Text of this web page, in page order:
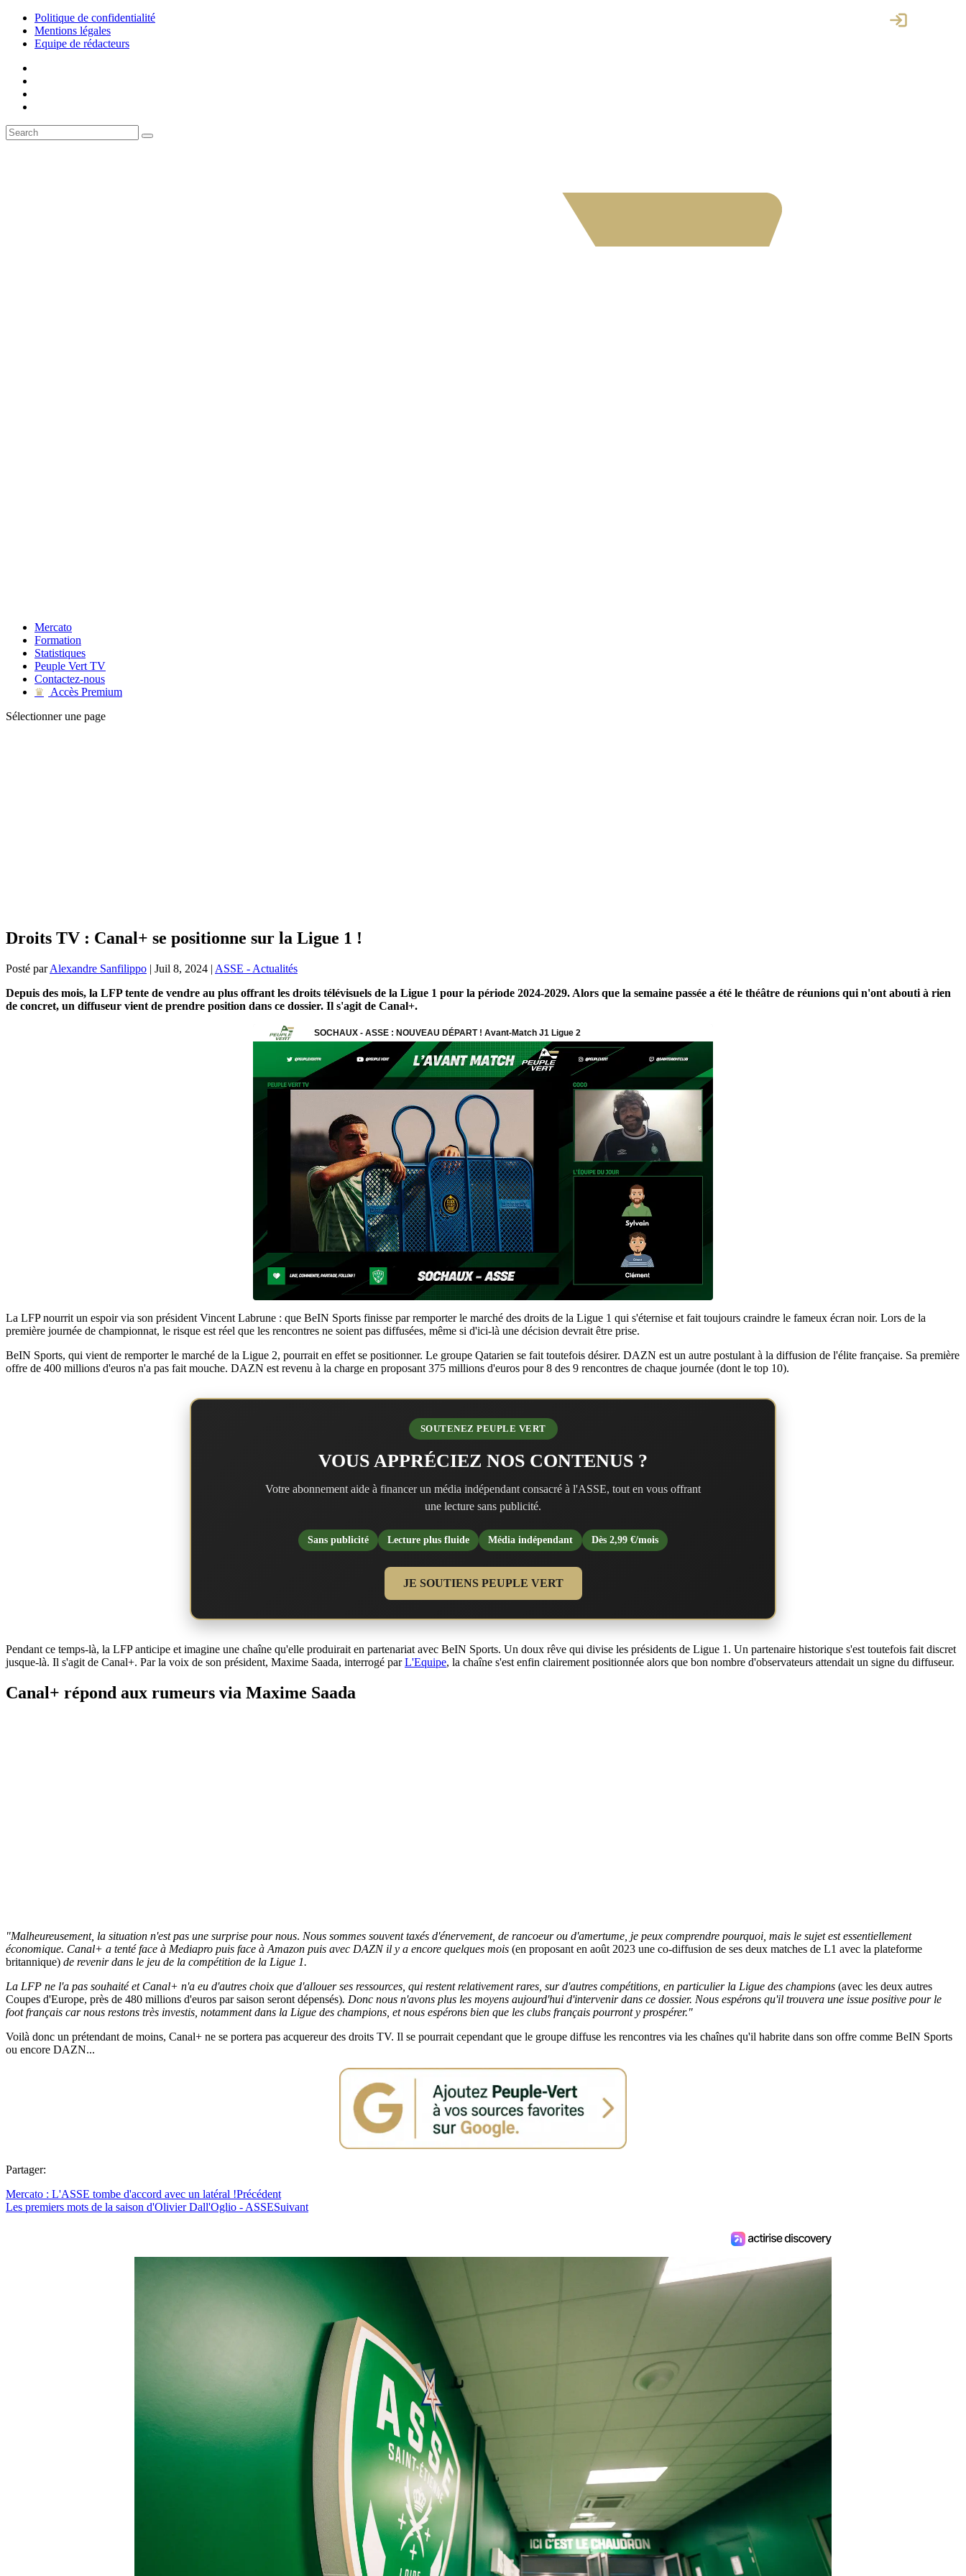
Politique de confidentialité
Mentions légales
Equipe de rédacteurs
Mercato
Formation
Statistiques
Peuple Vert TV
Contactez-nous
♛
Accès Premium
Sélectionner une page
Droits TV : Canal+ se positionne sur la Ligue 1 !
Posté parAlexandre Sanfilippo | Juil 8, 2024 | ASSE - Actualités
Depuis des mois, la LFP tente de vendre au plus offrant les droits télévisuels de la Ligue 1 pour la période 2024-2029. Alors que la semaine passée a été le théâtre de réunions qui n'ont abouti à rien
de concret, un diffuseur vient de prendre position dans ce dossier. Il s'agit de Canal+.
La LFP nourrit un espoir via son président Vincent Labrune : que BeIN Sports finisse par remporter le marché des droits de la Ligue 1 qui s'éternise et fait toujours craindre le fameux écran noir. Lors de la
première journée de championnat, le risque est réel que les rencontres ne soient pas diffusées, même si d'ici-là une décision devrait être prise.
BeIN Sports, qui vient de remporter le marché de la Ligue 2, pourrait en effet se positionner. Le groupe Qatarien se fait toutefois désirer. DAZN est un autre postulant à la diffusion de l'élite française. Sa première
offre de 400 millions d'euros n'a pas fait mouche. DAZN est revenu à la charge en proposant 375 millions d'euros pour 8 des 9 rencontres de chaque journée (dont le top 10).
SOUTENEZ PEUPLE VERT
VOUS APPRÉCIEZ NOS CONTENUS ?
Votre abonnement aide à financer un média indépendant consacré à l'ASSE, tout en vous offrant
une lecture sans publicité.
Sans publicité Lecture plus fluide Média indépendant Dès 2,99 €/mois
JE SOUTIENS PEUPLE VERT
Pendant ce temps-là, la LFP anticipe et imagine une chaîne qu'elle produirait en partenariat avec BeIN Sports. Un doux rêve qui divise les présidents de Ligue 1. Un partenaire historique s'est toutefois fait discret
jusque-là. Il s'agit de Canal+. Par la voix de son président, Maxime Saada, interrogé parL'Equipe, la chaîne s'est enfin clairement positionnée alors que bon nombre d'observateurs attendait un signe du diffuseur.
Canal+ répond aux rumeurs via Maxime Saada
"Malheureusement, la situation n'est pas une surprise pour nous. Nous sommes souvent taxés d'énervement, de rancoeur ou d'amertume, je peux comprendre pourquoi, mais le sujet est essentiellement
économique. Canal+ a tenté face à Mediapro puis face à Amazon puis avec DAZN il y a encore quelques mois (en proposant en août 2023 une co-diffusion de ses deux matches de L1 avec la plateforme
britannique) de revenir dans le jeu de la compétition de la Ligue 1.
La LFP ne l'a pas souhaité et Canal+ n'a eu d'autres choix que d'allouer ses ressources, qui restent relativement rares, sur d'autres compétitions, en particulier la Ligue des champions (avec les deux autres
Coupes d'Europe, près de 480 millions d'euros par saison seront dépensés). Donc nous n'avons plus les moyens aujourd'hui d'intervenir dans ce dossier. Nous espérons qu'il trouvera une issue positive pour le
foot français car nous restons très investis, notamment dans la Ligue des champions, et nous espérons bien que les clubs français pourront y prospérer."
Voilà donc un prétendant de moins, Canal+ ne se portera pas acquereur des droits TV. Il se pourrait cependant que le groupe diffuse les rencontres via les chaînes qu'il habrite dans son offre comme BeIN Sports
ou encore DAZN...
Partager:
Mercato : L'ASSE tombe d'accord avec un latéral !Précédent
Les premiers mots de la saison d'Olivier Dall'Oglio - ASSESuivant